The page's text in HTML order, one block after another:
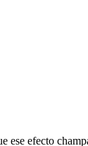
efecto